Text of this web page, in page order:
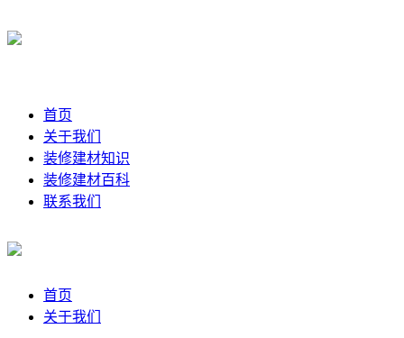
首页
关于我们
装修建材知识
装修建材百科
联系我们
首页
关于我们